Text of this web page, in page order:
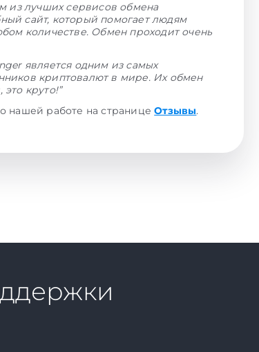
из лучших сервисов обмена
сайт, который помогает людям
количестве. Обмен проходит очень
является одним из самых
криптовалют в мире. Их обмен
круто!”
нашей работе на страницеОтзывы.